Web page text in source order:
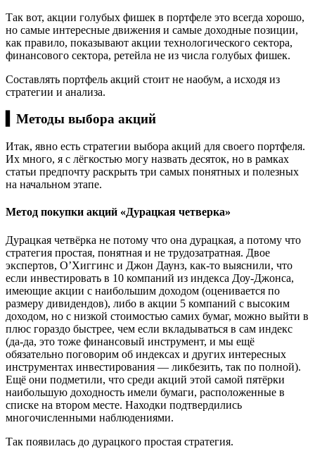
Так вот, акции голубых фишек в портфеле это всегда хорошо,
но самые интересные движения и самые доходные позиции,
как правило, показывают акции технологического сектора,
финансового сектора, ретейла не из числа голубых фишек.
Составлять портфель акций стоит не наобум, а исходя из
стратегии и анализа.
▍Методы выбора акций
Итак, явно есть стратегии выбора акций для своего портфеля.
Их много, я с лёгкостью могу назвать десяток, но в рамках
статьи предпочту раскрыть три самых понятных и полезных
на начальном этапе.
Метод покупки акций «Дурацкая четверка»
Дурацкая четвёрка не потому что она дурацкая, а потому что
стратегия простая, понятная и не трудозатратная. Двое
экспертов, О’Хиггинс и Джон Даунз, как-то выяснили, что
если инвестировать в 10 компаний из индекса Доу-Джонса,
имеющие акции с наибольшим доходом (оценивается по
размеру дивидендов), либо в акции 5 компаний с высоким
доходом, но с низкой стоимостью самих бумаг, можно выйти в
плюс гораздо быстрее, чем если вкладываться в сам индекс
(да-да, это тоже финансовый инструмент, и мы ещё
обязательно поговорим об индексах и других интересных
инструментах инвестирования — ликбезить, так по полной).
Ещё они подметили, что среди акций этой самой пятёрки
наибольшую доходность имели бумаги, расположенные в
списке на втором месте. Находки подтвердились
многочисленными наблюдениями.
Так появилась до дурацкого простая стратегия.